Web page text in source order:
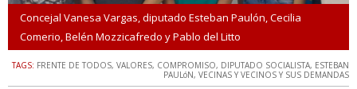
Concejal Vanesa Vargas, diputado Esteban Paulón, Cecilia
Comerio, Belén Mozzicafredo y Pablo del Litto
TAGS: FRENTE DE TODOS, VALORES, COMPROMISO, DIPUTADO SOCIALISTA, ESTEBAN
PAULóN, VECINAS Y VECINOS Y SUS DEMANDAS